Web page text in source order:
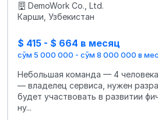
DemoWork Co., Ltd.
Карши, Узбекистан
$ 415 - $ 664 в месяц
сўм 5 000 000 - сўм 8 000 000 в
Небольшая команда — 4
— владелец сервиса, нужен
будет участвовать в развитии
ну...